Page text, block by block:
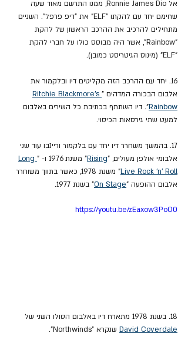
אל Ronnie James Dio, ממנו התרשם מאוד שעה
שחימם יחד עם להקתו "ELF" את "דיפ פרפל". השניים
מתחילים להרכיב את ההרכב הראשון של להקת
"Rainbow", אשר היה מבוסס כולו על חברי להקת
"ELF" (מינוס הגיטריסט כמובן).
16. יחד עם ההרכב הזה מקליטים דיו ובלקמור את
אלבום הבכורה המדהים " Ritchie Blackmore's
Rainbow". דיו השתתף בכתיבת כל השירים באלבום
למעט שתי גירסאות הכיסוי.
17. בהמשך משחרר דיו יחד עם בלקמור וריינבו עוד שני
אלבומי אולפן מעולים, "Rising" משנת 1976 ו- "
Long
Live Rock 'n' Roll
" משנת 1978, כאשר בתווך משוחרר
אלבום ההופעה "On Stage" בשנת 1977.
https://youtu.be/zEaxow3PoO0
18. בשנת 1978 מתארח דיו באלבום הסולו השני של
David Coverdale שנקרא "Northwinds".